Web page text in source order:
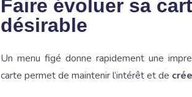
Faire évoluer sa
désirable
Un menu figé donne rapidement une
carte permet de maintenir l’intérêt et de